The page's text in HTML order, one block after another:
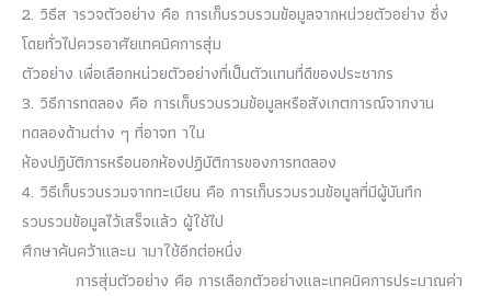
2. วิธีส ารวจตัวอย่าง คือ การเก็บรวบรวมข้อมูลจากหน่วยตัวอย่าง ซึ่ง
โดยทั่วไปควรอาศัยเทคนิคการสุ่ม
ตัวอย่าง เพื่อเลือกหน่วยตัวอย่างที่เป็นตัวแทนที่ดีของประชากร
3. วิธีการทดลอง คือ การเก็บรวบรวมข้อมูลหรือสังเกตการณ์จากงาน
ทดลองด้านต่าง ๆ ที่อาจท าใน
ห้องปฏิบัติการหรือนอกห้องปฏิบัติการของการทดลอง
4. วิธีเก็บรวบรวมจากทะเบียน คือ การเก็บรวบรวมข้อมูลที่มีผู้บันทึก
รวบรวมข้อมูลไว้เสร็จแล้ว ผู้ใช้ไป
ศึกษาค้นคว้าและน ามาใช้อีกต่อหนึ่ง
การสุ่มตัวอย่าง คือ การเลือกตัวอย่างและเทคนิคการประมาณค่า